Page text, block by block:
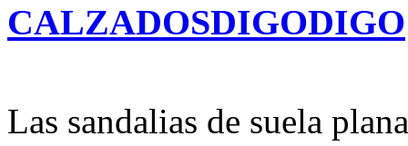
CALZADOSDIGODIGO
Las sandalias de suela